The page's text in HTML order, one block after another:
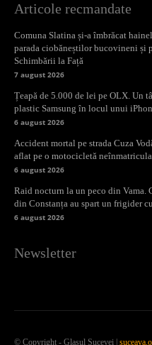
Articole recmandate
Comuna Slatina și-a îmbrăcat
parada ciobăneștilor bucovineni și
Schimbării la Față
7 august 2026
Țeapă de 5.000 de lei pe OLX. Un
plastic Samsung în locul unui
6 august 2026
Accident mortal pe strada Cuza
aflat pe o motocicletă
6 august 2026
Raid nocturn la un peco din
din Constanța au spart un frigider
6 august 2026
Newsletter
© Copyright - Glasul Sucevei |